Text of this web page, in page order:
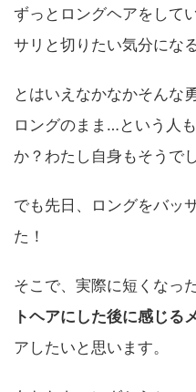
ずっとロングヘアをして
サリと切りたい気分にな
とはいえなかなかそんな
ロングのまま…という人
か？わたし自身もそうで
でも先日、ロングをバッ
た！
そこで、実際に短くなっ
トヘアにした後に感じる
アしたいと思います。